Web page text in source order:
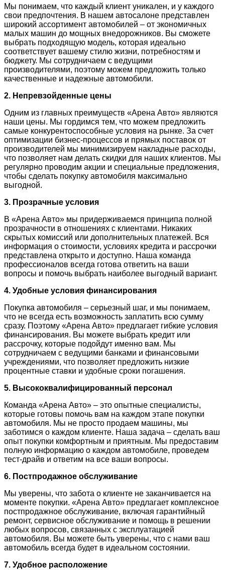
Мы понимаем, что каждый клиент уникален, и у каждого
свои предпочтения. В нашем автосалоне представлен
широкий ассортимент автомобилей – от экономичных
малых машин до мощных внедорожников. Вы сможете
выбрать подходящую модель, которая идеально
соответствует вашему стилю жизни, потребностям и
бюджету. Мы сотрудничаем с ведущими
производителями, поэтому можем предложить только
качественные и надежные автомобили.
2. Непревзойденные цены
Одним из главных преимуществ «Арена Авто» являются
наши цены. Мы гордимся тем, что можем предложить
самые конкурентоспособные условия на рынке. За счет
оптимизации бизнес-процессов и прямых поставок от
производителей мы минимизируем накладные расходы,
что позволяет нам делать скидки для наших клиентов. Мы
регулярно проводим акции и специальные предложения,
чтобы сделать покупку автомобиля максимально
выгодной.
3. Прозрачные условия
В «Арена Авто» мы придерживаемся принципа полной
прозрачности в отношениях с клиентами. Никаких
скрытых комиссий или дополнительных платежей. Вся
информация о стоимости, условиях кредита и рассрочки
представлена открыто и доступно. Наша команда
профессионалов всегда готова ответить на ваши
вопросы и помочь выбрать наиболее выгодный вариант.
4. Удобные условия финансирования
Покупка автомобиля – серьезный шаг, и мы понимаем,
что не всегда есть возможность заплатить всю сумму
сразу. Поэтому «Арена Авто» предлагает гибкие условия
финансирования. Вы можете выбрать кредит или
рассрочку, которые подойдут именно вам. Мы
сотрудничаем с ведущими банками и финансовыми
учреждениями, что позволяет предложить низкие
процентные ставки и удобные сроки погашения.
5. Высококвалифицированный персонал
Команда «Арена Авто» – это опытные специалисты,
которые готовы помочь вам на каждом этапе покупки
автомобиля. Мы не просто продаем машины, мы
заботимся о каждом клиенте. Наша задача – сделать ваш
опыт покупки комфортным и приятным. Мы предоставим
полную информацию о каждом автомобиле, проведем
тест-драйв и ответим на все ваши вопросы.
6. Постпродажное обслуживание
Мы уверены, что забота о клиенте не заканчивается на
моменте покупки. «Арена Авто» предлагает комплексное
постпродажное обслуживание, включая гарантийный
ремонт, сервисное обслуживание и помощь в решении
любых вопросов, связанных с эксплуатацией
автомобиля. Вы можете быть уверены, что с нами ваш
автомобиль всегда будет в идеальном состоянии.
7. Удобное расположение